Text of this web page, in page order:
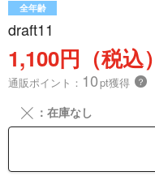
全年齢
draft11
1,100円（税込）
通販ポイント： 10pt獲得 ？
╳ ：在庫なし